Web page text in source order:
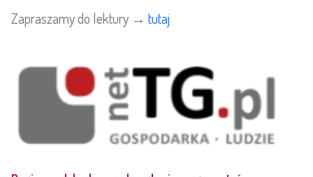
Zapraszamy do lektury → tutaj